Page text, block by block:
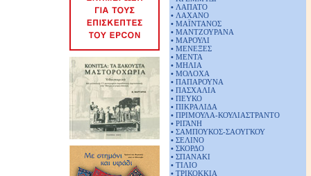
• ΛΑΠΑΤΟ
• ΛΑΧΑΝΟ
• ΜΑΪΝΤΑΝΟΣ
• ΜΑΝΤΖΟΥΡΑΝΑ
• ΜΑΡΟΥΛΙ
• ΜΕΝΕΞΕΣ
• ΜΕΝΤΑ
• ΜΗΛΙΑ
• ΜΟΛΟΧΑ
• ΠΑΠΑΡΟΥΝΑ
• ΠΑΣΧΑΛΙΑ
• ΠΕΥΚΟ
• ΠΙΚΡΑΛΙΔΑ
• ΠΡΙΜΟΥΛΑ-ΚΟΥΛΙΑΣΤΡΑΝΤΟ
• ΡΙΓΑΝΗ
• ΣΑΜΠΟΥΚΟΣ-ΣΑΟΥΓΚΟΥ
• ΣΕΛΙΝΟ
• ΣΚΟΡΔΟ
• ΣΠΑΝΑΚΙ
• ΤΙΛΙΟ
• ΤΡΙΚΟΚΚΙΑ